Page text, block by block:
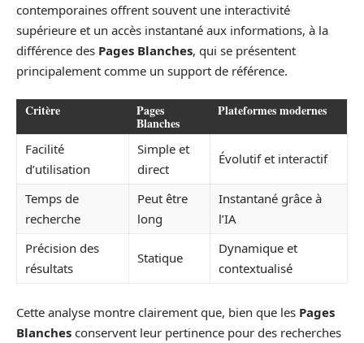
contemporaines offrent souvent une interactivité
supérieure et un accès instantané aux informations, à la
différence des Pages Blanches, qui se présentent
principalement comme un support de référence.
Critère Pages
Blanches
Plateformes modernes
Facilité
d’utilisation
Simple et
direct
Évolutif et interactif
Temps de
recherche
Peut être
long
Instantané grâce à
l’IA
Précision des
résultats
Statique
Dynamique et
contextualisé
Cette analyse montre clairement que, bien que les Pages
Blanches conservent leur pertinence pour des recherches